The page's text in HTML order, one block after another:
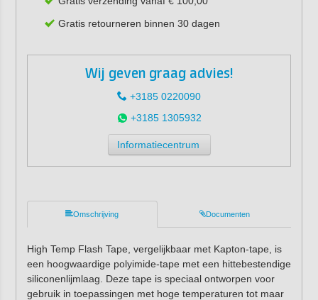
Gratis retourneren binnen 30 dagen
Wij geven graag advies!
+3185 0220090
+3185 1305932
Informatiecentrum
Omschrijving Documenten
High Temp Flash Tape, vergelijkbaar met Kapton-tape, is
een hoogwaardige polyimide-tape met een hittebestendige
siliconenlijmlaag. Deze tape is speciaal ontworpen voor
gebruik in toepassingen met hoge temperaturen tot maar